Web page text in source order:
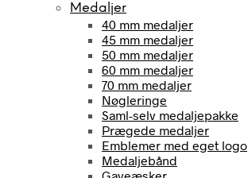
Medaljer
40 mm medaljer
45 mm medaljer
50 mm medaljer
60 mm medaljer
70 mm medaljer
Nøgleringe
Saml-selv medaljepakke
Prægede medaljer
Emblemer med eget logo
Medaljebånd